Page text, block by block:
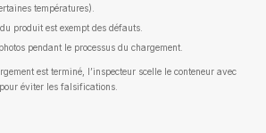
températures).
du produit est exempt des défauts.
pendant le processus du chargement.
est terminé, l’inspecteur scelle le conteneur avec
éviter les falsifications.